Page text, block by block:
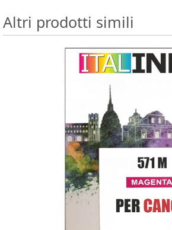
Altri prodotti simili